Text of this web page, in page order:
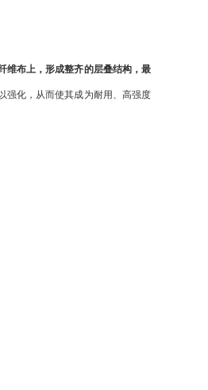
维布上，形成整齐的层叠结构，最
强化，从而使其成为耐用、高强度